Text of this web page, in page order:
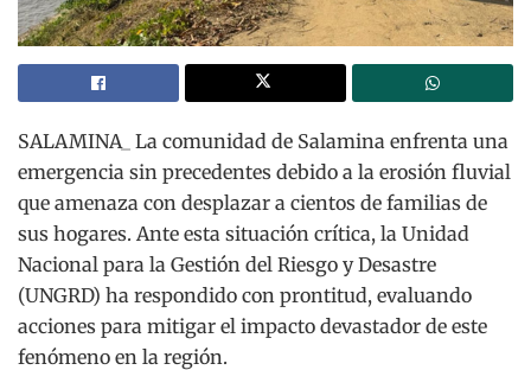
SALAMINA_ La comunidad de Salamina enfrenta una
emergencia sin precedentes debido a la erosión fluvial
que amenaza con desplazar a cientos de familias de
sus hogares. Ante esta situación crítica, la Unidad
Nacional para la Gestión del Riesgo y Desastre
(UNGRD) ha respondido con prontitud, evaluando
acciones para mitigar el impacto devastador de este
fenómeno en la región.